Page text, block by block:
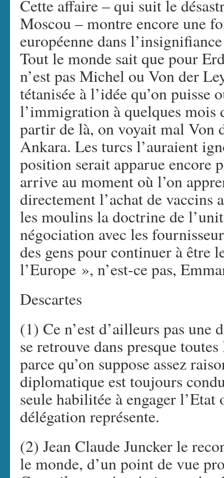
Cette affaire – qui suit le
Moscou – montre encore une
européenne dans
Tout le monde sait que pour
n’est pas Michel ou Von der
tétanisée à l’idée qu’on puisse
l’immigration à quelques mois
partir de là, on voyait mal Von
Ankara. Les turcs l’auraient
position serait apparue encore
arrive au moment où l’on
directement l’achat de vaccins
les moulins la doctrine de
négociation avec les
des gens pour continuer à être
l’Europe », n’est-ce pas,
Descartes
(1) Ce n’est d’ailleurs pas
se retrouve dans presque
parce qu’on suppose assez
diplomatique est toujours
seule habilitée à engager l’Etat
délégation représente.
(2) Jean Claude Juncker le
le monde, d’un point de vue